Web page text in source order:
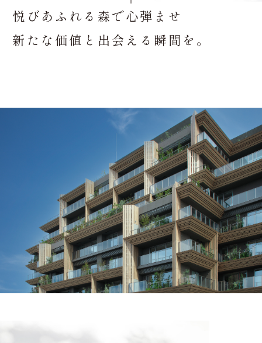
悦びあふれる森で心弾ませ
新たな価値と出会える瞬間を。